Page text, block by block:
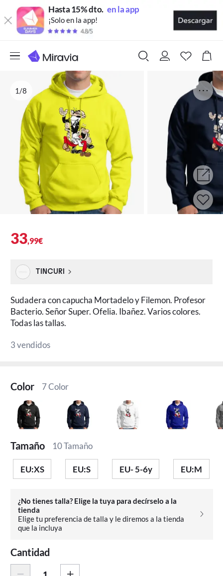
Hasta 15% dto. en la app
¡Solo en la app!
1/8
33,99€
TINCURI
Sudadera con capucha Mortadelo y Filemon. Profesor
Bacterio. Señor Super. Ofelia. Ibañez. Varios colores.
Todas las tallas.
3 vendidos
Color 7 Color
Tamaño 10 Tamaño
EU:XS EU:S EU- 5-6y EU:M
¿No tienes talla? Elige la tuya para decírselo a la
tienda
Elige tu preferencia de talla y le diremos a la tienda
que la incluya
Cantidad